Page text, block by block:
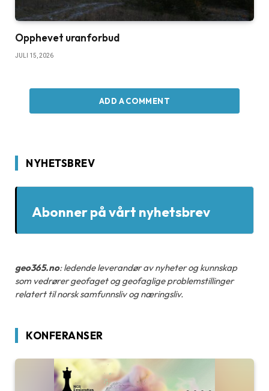
Opphevet uranforbud
JULI 15, 2026
ADD A COMMENT
NYHETSBREV
Abonner på vårt nyhetsbrev
geo365.no: ledende leverandør av nyheter og kunnskap
som vedrører geofaget og geofaglige problemstillinger
relatert til norsk samfunnsliv og næringsliv.
KONFERANSER